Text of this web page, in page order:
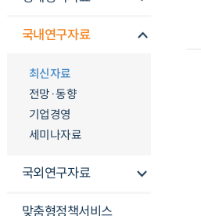
국내연구자료
최신자료
전망·동향
기업경영
세미나자료
국외연구자료
맞춤형정책서비스